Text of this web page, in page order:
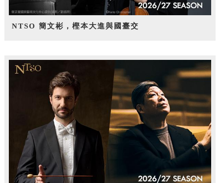
NTSO 簡文彬，樫本大進與國臺交